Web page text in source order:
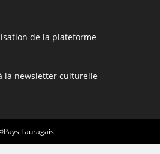
de la plateforme
la newsletter culturelle
Lauragais